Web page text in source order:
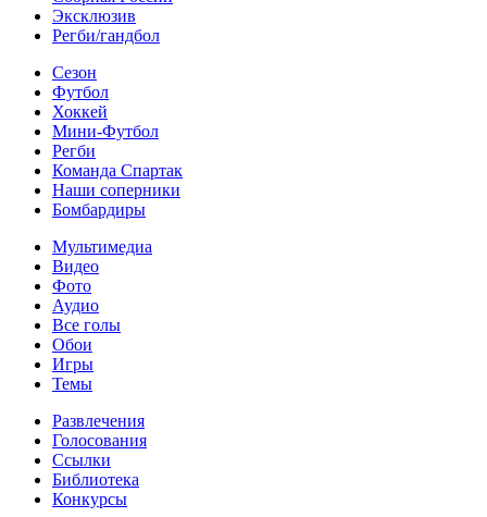
Эксклюзив
Регби/гандбол
Сезон
Футбол
Хоккей
Мини-Футбол
Регби
Команда Спартак
Наши соперники
Бомбардиры
Мультимедиа
Видео
Фото
Аудио
Все голы
Обои
Игры
Темы
Развлечения
Голосования
Ссылки
Библиотека
Конкурсы